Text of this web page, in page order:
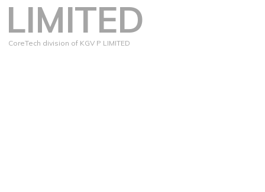
LIMITED
CoreTech division of KGV P LIMITED